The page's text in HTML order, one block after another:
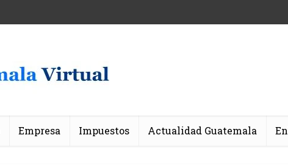
Empresa Impuestos Actualidad Guatemala